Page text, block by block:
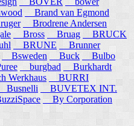
Brand van Egmond
Brodrene Andersen
Bross Bruag
BRUCK
BRUNE
Brunner
Bsweden Buck
Bulbo
burgbad
Burkhardt
Werkhaus
BURRI
Busnelli
BUVETEX INT.
By Corporation